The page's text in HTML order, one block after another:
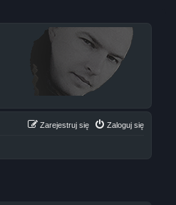
Zaloguj się
Zarejestruj się